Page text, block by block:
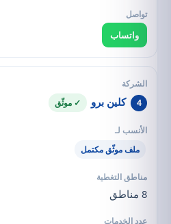
واتساب
4 كلين برو ✓ موثّق
ملف موثّق مكتمل
8 مناطق